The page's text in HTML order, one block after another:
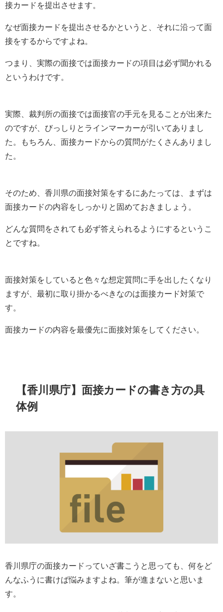
接カードを提出させます。
なぜ面接カードを提出させるかというと、それに沿って面
接をするからですよね。
つまり、実際の面接では面接カードの項目は必ず聞かれる
というわけです。
実際、裁判所の面接では面接官の手元を見ることが出来た
のですが、びっしりとラインマーカーが引いてありまし
た。もちろん、面接カードからの質問がたくさんありまし
た。
そのため、香川県の面接対策をするにあたっては、まずは
面接カードの内容をしっかりと固めておきましょう。
どんな質問をされても必ず答えられるようにするというこ
とですね。
面接対策をしていると色々な想定質問に手を出したくなり
ますが、最初に取り掛かるべきなのは面接カード対策で
す。
面接カードの内容を最優先に面接対策をしてください。
【香川県庁】面接カードの書き方の具
体例
香川県庁の面接カードっていざ書こうと思っても、何をど
んなふうに書けば悩みますよね。筆が進まないと思いま
す。